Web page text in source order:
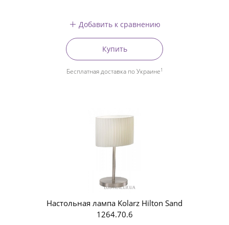
Добавить к сравнению
Купить
Бесплатная доставка по Украине1
Настольная лампа Kolarz Hilton Sand
1264.70.6